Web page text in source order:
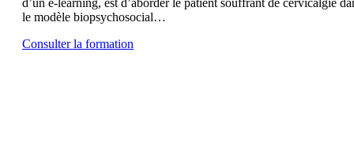
le modèle biopsychosocial…
Consulter la formation